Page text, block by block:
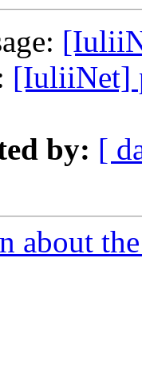
[IuliiNet]
by: [
about